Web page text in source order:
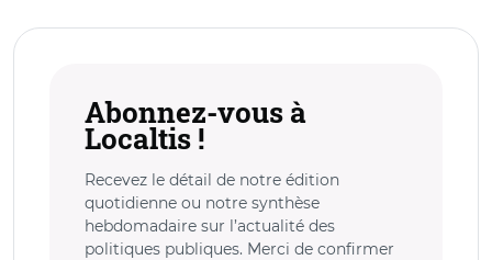
Abonnez-vous à
Localtis !
Recevez le détail de notre édition
quotidienne ou notre synthèse
hebdomadaire sur l’actualité des
politiques publiques. Merci de confirmer